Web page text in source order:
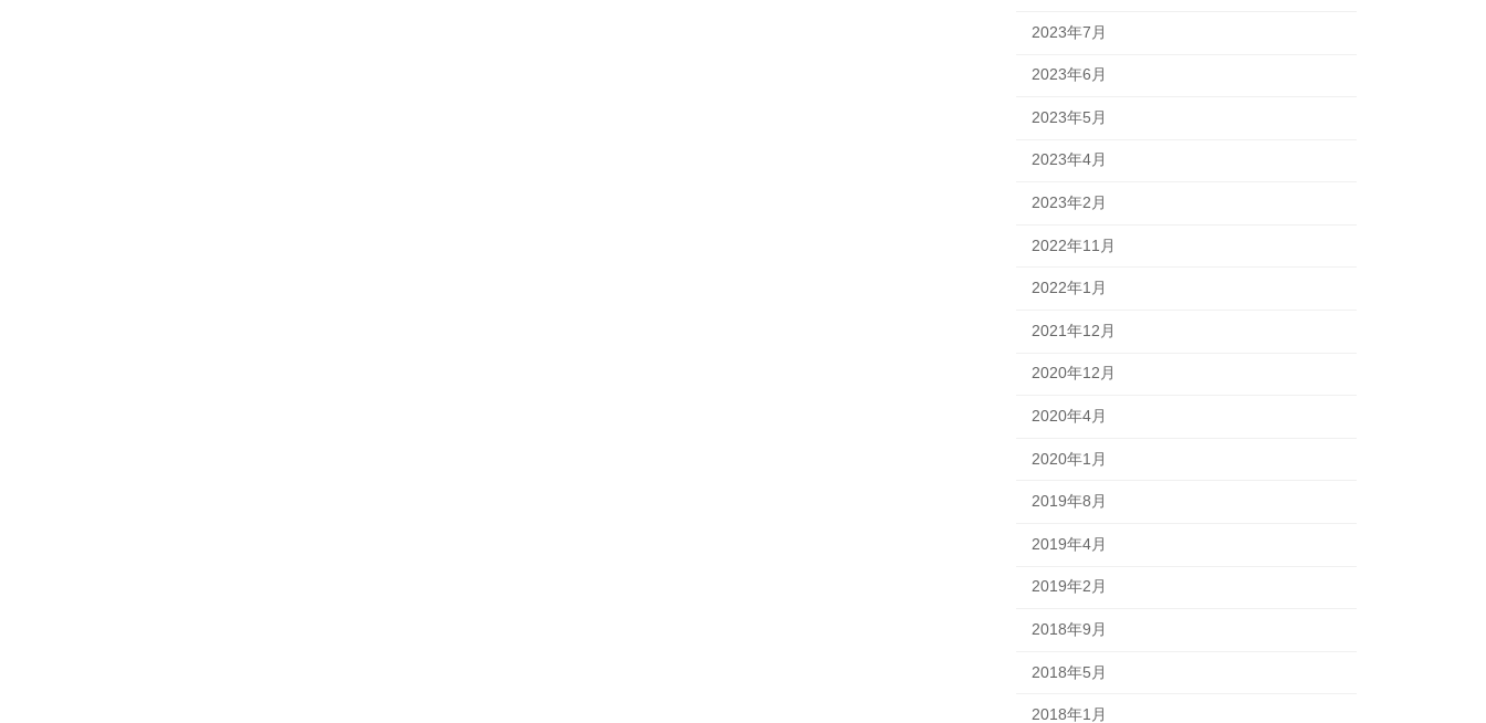
2023年7月
2023年6月
2023年5月
2023年4月
2023年2月
2022年11月
2022年1月
2021年12月
2020年12月
2020年4月
2020年1月
2019年8月
2019年4月
2019年2月
2018年9月
2018年5月
2018年1月